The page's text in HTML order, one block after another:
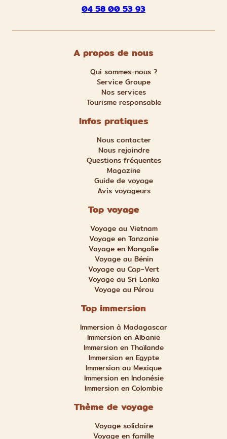
04 58 00 53 93
A propos de nous
Qui sommes-nous ?
Service Groupe
Nos services
Tourisme responsable
Infos pratiques
Nous contacter
Nous rejoindre
Questions fréquentes
Magazine
Guide de voyage
Avis voyageurs
Top voyage
Voyage au Vietnam
Voyage en Tanzanie
Voyage en Mongolie
Voyage au Bénin
Voyage au Cap-Vert
Voyage au Sri Lanka
Voyage au Pérou
Top immersion
Immersion à Madagascar
Immersion en Albanie
Immersion en Thaïlande
Immersion en Egypte
Immersion au Mexique
Immersion en Indonésie
Immersion en Colombie
Thème de voyage
Voyage solidaire
Voyage en famille